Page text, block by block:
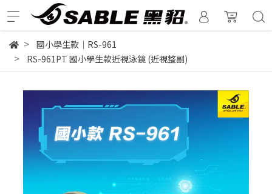
國小學生款｜RS-961
RS-961PT 國小學生款近視泳鏡 (近視整副)